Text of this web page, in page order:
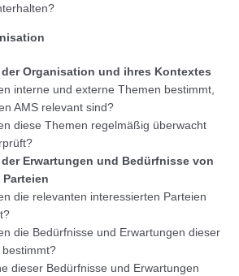
der Organisation und ihres Kontextes
interne und externe Themen bestimmt,
AMS relevant sind?
diese Themen regelmäßig überwacht
der Erwartungen und Bedürfnisse von
die relevanten interessierten Parteien
die Bedürfnisse und Erwartungen dieser
bestimmt?
dieser Bedürfnisse und Erwartungen